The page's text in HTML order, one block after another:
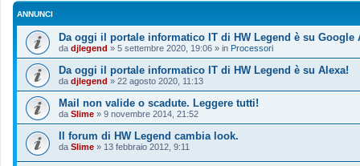
ANNUNCI
Da oggi il portale informatico IT di HW Legend è su Google
da djlegend » 5 settembre 2020, 19:06 » in Processori
Da oggi il portale informatico IT di HW Legend è su Alexa!
da djlegend » 22 agosto 2020, 11:13
Mail non valide o scadute. Leggere tutti!
da Slime » 9 novembre 2014, 21:52
Il forum di HW Legend cambia look.
da Slime » 13 febbraio 2012, 9:11